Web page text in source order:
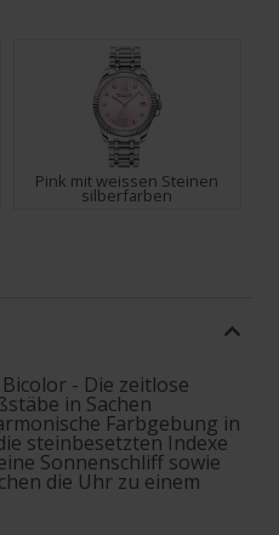
Pink mit weissen Steinen
silberfarben
Steinen Silber
Burgundy mit weinrotem
Zifferblatt und weissen
Steinen Silber
- Die zeitlose
in Sachen
Farbgebung in
steinbesetzten Indexe
Sonnenschliff sowie
die Uhr zu einem